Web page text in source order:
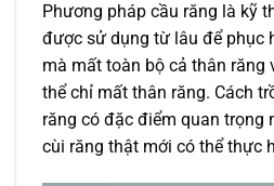
Phương pháp cầu răng là kỹ
được sử dụng từ lâu để phục
mà mất toàn bộ cả thân răng
thể chỉ mất thân răng. Cách
răng có đặc điểm quan trọng
cùi răng thật mới có thể thực